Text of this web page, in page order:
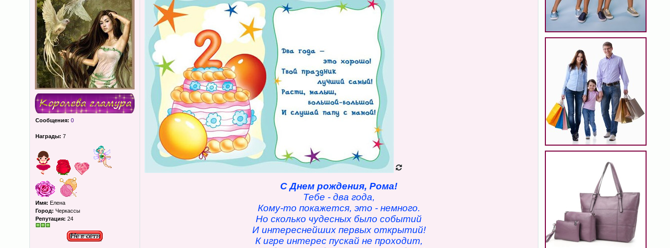
Сообщения: 0
Награды: 7
Имя: Елена
Город: Черкассы
Репутация: 24
С Днем рождения, Рома!
Тебе - два года,
Кому-то покажется, это - немного.
Но сколько чудесных было событий
И интереснейших первых открытий!
К игре интерес пускай не проходит,